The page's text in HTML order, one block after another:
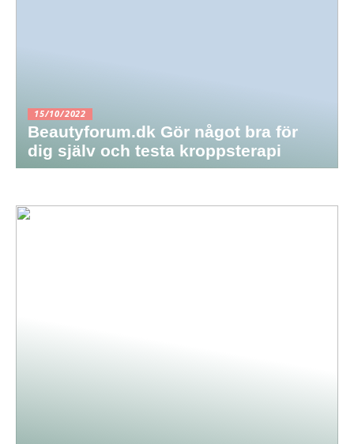
15/10/2022
Beautyforum.dk Gör något bra för
dig själv och testa kroppsterapi